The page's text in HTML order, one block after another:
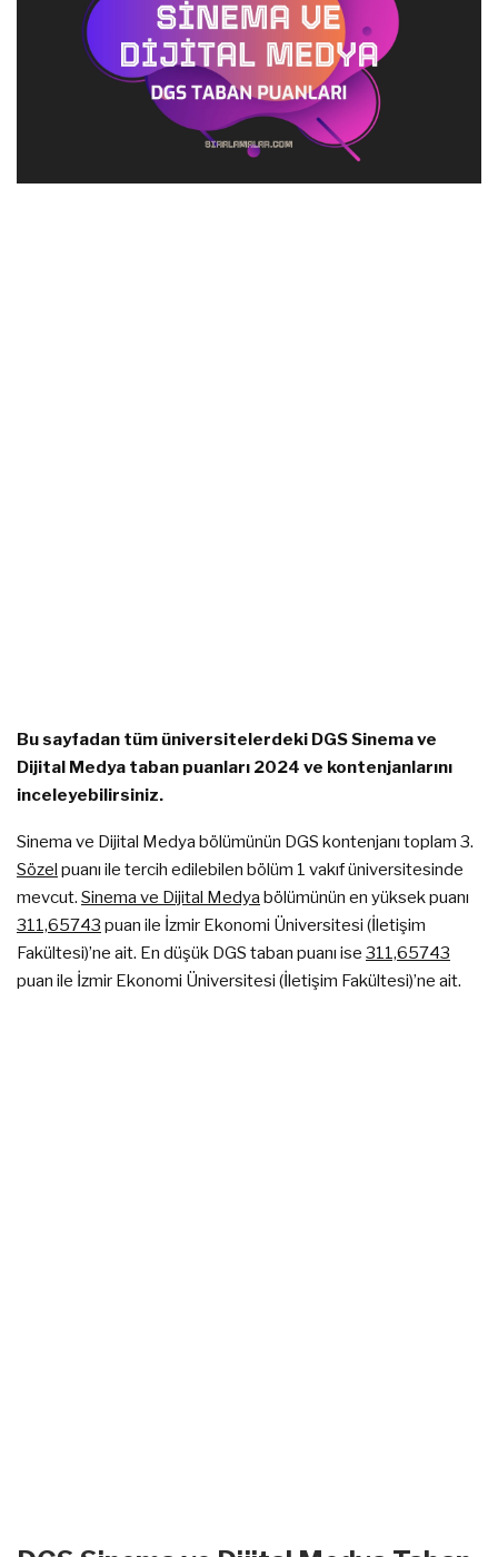
Bu sayfadan tüm üniversitelerdeki DGS Sinema ve
Dijital Medya taban puanları 2024 ve kontenjanlarını
inceleyebilirsiniz.
Sinema ve Dijital Medya bölümünün DGS kontenjanı toplam 3.
Sözel puanı ile tercih edilebilen bölüm 1 vakıf üniversitesinde
mevcut. Sinema ve Dijital Medya bölümünün en yüksek puanı
311,65743 puan ile İzmir Ekonomi Üniversitesi (İletişim
Fakültesi)’ne ait. En düşük DGS taban puanı ise 311,65743
puan ile İzmir Ekonomi Üniversitesi (İletişim Fakültesi)’ne ait.